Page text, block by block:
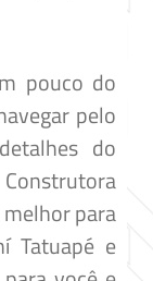
pouco do
pelo
do
para
Tatuapé e